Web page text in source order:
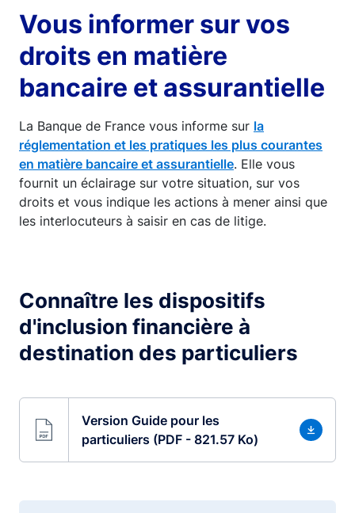
Vous informer sur vos
droits en matière
bancaire et assurantielle
La Banque de France vous informe sur la
réglementation et les pratiques les plus courantes
en matière bancaire et assurantielle. Elle vous
fournit un éclairage sur votre situation, sur vos
droits et vous indique les actions à mener ainsi que
les interlocuteurs à saisir en cas de litige.
Connaître les dispositifs
d'inclusion financière à
destination des particuliers
Version Guide pour les
particuliers (PDF - 821.57 Ko)